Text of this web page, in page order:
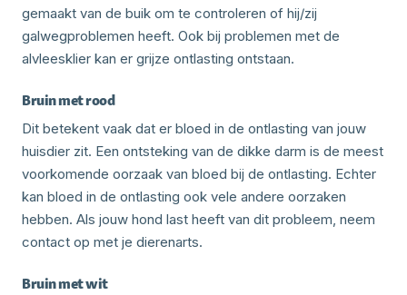
gemaakt van de buik om te controleren of hij/zij
galwegproblemen heeft. Ook bij problemen met de
alvleesklier kan er grijze ontlasting ontstaan.
Bruin met rood
Dit betekent vaak dat er bloed in de ontlasting van jouw
huisdier zit. Een ontsteking van de dikke darm is de meest
voorkomende oorzaak van bloed bij de ontlasting. Echter
kan bloed in de ontlasting ook vele andere oorzaken
hebben. Als jouw hond last heeft van dit probleem, neem
contact op met je dierenarts.
Bruin met wit